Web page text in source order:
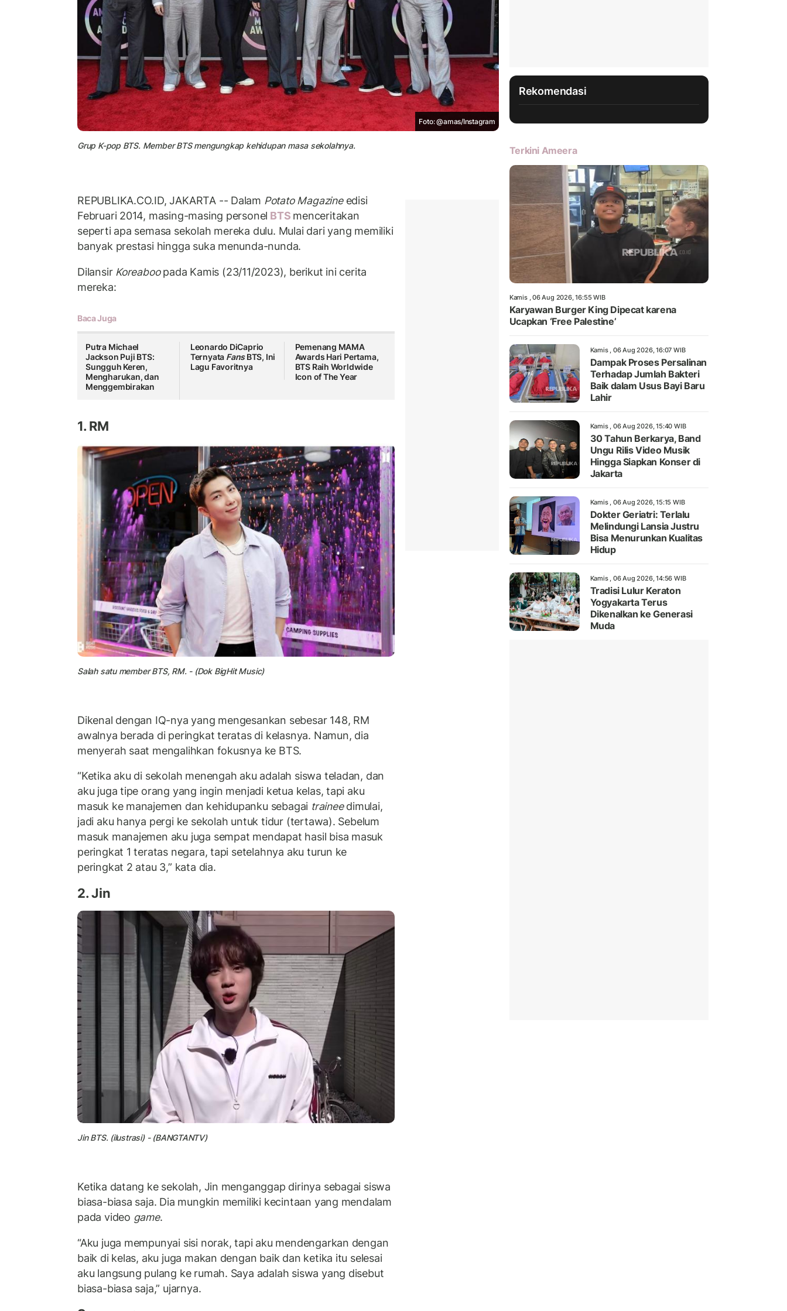
Foto: @amas/Instagram
Grup K-pop BTS. Member BTS mengungkap kehidupan masa sekolahnya.
REPUBLIKA.CO.ID, JAKARTA -- Dalam Potato Magazineedisi
Februari 2014, masing-masing personel BTS menceritakan
seperti apa semasa sekolah mereka dulu. Mulai dari yang memiliki
banyak prestasi hingga suka menunda-nunda.
Dilansir Koreaboopada Kamis (23/11/2023), berikut ini cerita
mereka:
Baca Juga
Putra Michael
Jackson Puji BTS:
Sungguh Keren,
Mengharukan, dan
Menggembirakan
Leonardo DiCaprio
Ternyata FansBTS, Ini
Lagu Favoritnya
Pemenang MAMA
Awards Hari Pertama,
BTS Raih Worldwide
Icon of The Year
1. RM
Salah satu member BTS, RM. - (DokBigHitMusic)
Dikenal dengan IQ-nya yang mengesankan sebesar 148, RM
awalnya berada di peringkat teratas di kelasnya. Namun, dia
menyerah saat mengalihkan fokusnya ke BTS.
“Ketika aku di sekolah menengah aku adalah siswa teladan, dan
aku juga tipe orang yang ingin menjadi ketua kelas, tapi aku
masuk ke manajemen dan kehidupanku sebagai traineedimulai,
jadi aku hanya pergi ke sekolah untuk tidur (tertawa). Sebelum
masuk manajemen aku juga sempat mendapat hasil bisa masuk
peringkat 1 teratas negara, tapi setelahnya aku turun ke
peringkat 2 atau 3,” kata dia.
2. Jin
Jin BTS. (ilustrasi) - (BANGTANTV)
Ketika datang ke sekolah, Jin menganggap dirinya sebagai siswa
biasa-biasa saja. Dia mungkin memiliki kecintaan yang mendalam
pada video game.
“Aku juga mempunyai sisi norak, tapi aku mendengarkan dengan
baik di kelas, aku juga makan dengan baik dan ketika itu selesai
aku langsung pulang ke rumah. Saya adalah siswa yang disebut
biasa-biasa saja,” ujarnya.
Rekomendasi
Terkini Ameera
Kamis , 06 Aug 2026, 16:55 WIB
Karyawan Burger King Dipecat karena
Ucapkan ‘Free Palestine’
Kamis , 06 Aug 2026, 16:07 WIB
Dampak Proses Persalinan
Terhadap Jumlah Bakteri
Baik dalam Usus Bayi Baru
Lahir
Kamis , 06 Aug 2026, 15:40 WIB
30 Tahun Berkarya, Band
Ungu Rilis Video Musik
Hingga Siapkan Konser di
Jakarta
Kamis , 06 Aug 2026, 15:15 WIB
Dokter Geriatri: Terlalu
Melindungi Lansia Justru
Bisa Menurunkan Kualitas
Hidup
Kamis , 06 Aug 2026, 14:56 WIB
Tradisi Lulur Keraton
Yogyakarta Terus
Dikenalkan ke Generasi
Muda